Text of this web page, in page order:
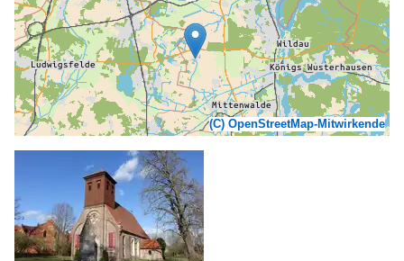
(C) OpenStreetMap-Mitwirkende